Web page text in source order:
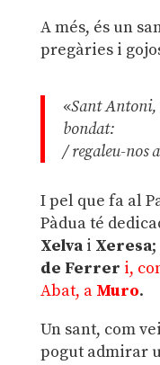
A més, és un
pregàries i
«Sant Antoni,
bondat:
/ regaleu-nos
I pel que fa al
Pàdua té
Xelvai Xeresa;
de Ferrer i,
Abat, a Muro.
Un sant, com
pogut admirar